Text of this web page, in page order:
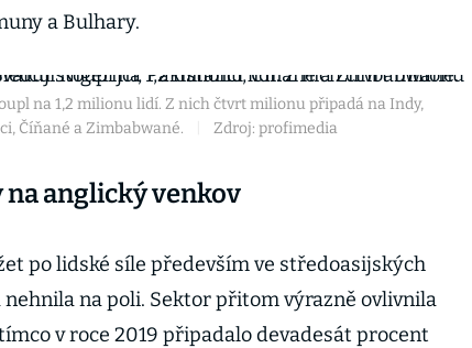
a Bulhary.
na 1,2 milionu lidí. Z nich čtvrt milionu připadá na Indy,
Číňané a Zimbabwané.
Zdroj: profimedia
na anglický venkov
po lidské síle především ve středoasijských
na poli. Sektor přitom výrazně ovlivnila
v roce 2019 připadalo devadesát procent